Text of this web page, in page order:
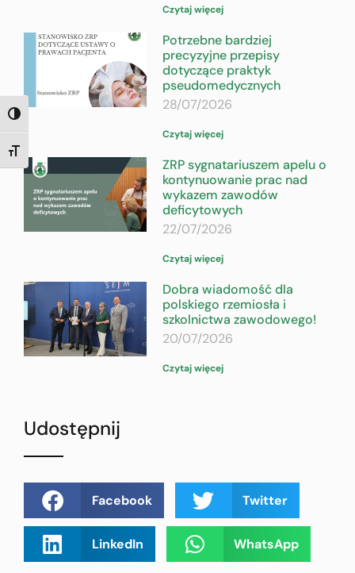
TOGGLE HIGH CONTRAST
TOGGLE FONT SIZE
Czytaj więcej
Potrzebne bardziej
precyzyjne przepisy
dotyczące praktyk
pseudomedycznych
28/07/2026
Czytaj więcej
ZRP sygnatariuszem apelu o
kontynuowanie prac nad
wykazem zawodów
deficytowych
22/07/2026
Czytaj więcej
Dobra wiadomość dla
polskiego rzemiosła i
szkolnictwa zawodowego!
20/07/2026
Czytaj więcej
Udostępnij
Facebook Twitter
LinkedIn WhatsApp